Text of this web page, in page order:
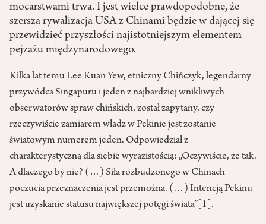
mocarstwami trwa. I jest wielce prawdopodobne, że
szersza rywalizacja USA z Chinami będzie w dającej się
przewidzieć przyszłości najistotniejszym elementem
pejzażu międzynarodowego.
Kilka lat temu Lee Kuan Yew, etniczny Chińczyk, legendarny
przywódca Singapuru i jeden z najbardziej wnikliwych
obserwatorów spraw chińskich, został zapytany, czy
rzeczywiście zamiarem władz w Pekinie jest zostanie
światowym numerem jeden. Odpowiedział z
charakterystyczną dla siebie wyrazistością: „Oczywiście, że tak.
A dlaczego by nie? (…) Siła rozbudzonego w Chinach
poczucia przeznaczenia jest przemożna. (…) Intencją Pekinu
jest uzyskanie statusu największej potęgi świata” [1] .